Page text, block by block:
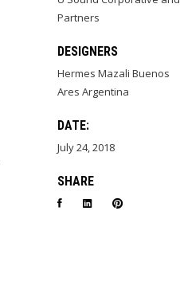
Partners
DESIGNERS
Hermes Mazali Buenos
Ares Argentina
DATE:
July 24, 2018
SHARE